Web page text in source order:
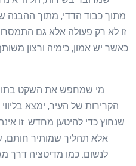
מתוך כבוד הדדי, מתוך ההבנה
זו לא רק פעולה אלא גם
כאשר יש אמון, כימיה ורצון
מי שמחפש את השקט
הקרירות של העיר, ימצא
שנחוץ כדי להיטען מחדש. זו
אלא תהליך שמותיר חותם,
לנשום. כמו מדיטציה דרך